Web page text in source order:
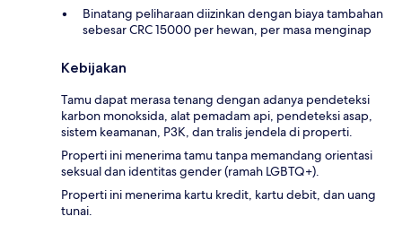
Binatang peliharaan diizinkan dengan biaya tambahan
sebesar CRC 15000 per hewan, per masa menginap
Kebijakan
Tamu dapat merasa tenang dengan adanya pendeteksi
karbon monoksida, alat pemadam api, pendeteksi asap,
sistem keamanan, P3K, dan tralis jendela di properti.
Properti ini menerima tamu tanpa memandang orientasi
seksual dan identitas gender (ramah LGBTQ+).
Properti ini menerima kartu kredit, kartu debit, dan uang
tunai.